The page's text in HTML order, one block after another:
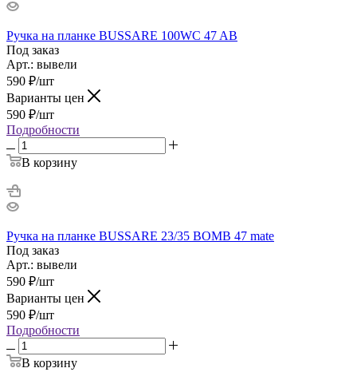
Ручка на планке BUSSARE 100WC 47 AB
Под заказ
Арт.: вывели
590 ₽/шт
Варианты цен
590 ₽/шт
Подробности
В корзину
Ручка на планке BUSSARE 23/35 BOMB 47 mate
Под заказ
Арт.: вывели
590 ₽/шт
Варианты цен
590 ₽/шт
Подробности
В корзину